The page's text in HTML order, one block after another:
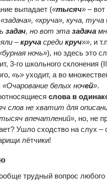
выпадает («тысяч» –
«круча», куча, туча
задач, но вот эта задача
–круча среди круч»», и
ночь»), но здесь это
3-го школьного склонения
«ь» уходит, а во
«Очарование белых ночей».
слова в
слов не хватит для
впечатлений», но, не
Ушло сходство на слух –
лётчики!
трудный вопрос любого